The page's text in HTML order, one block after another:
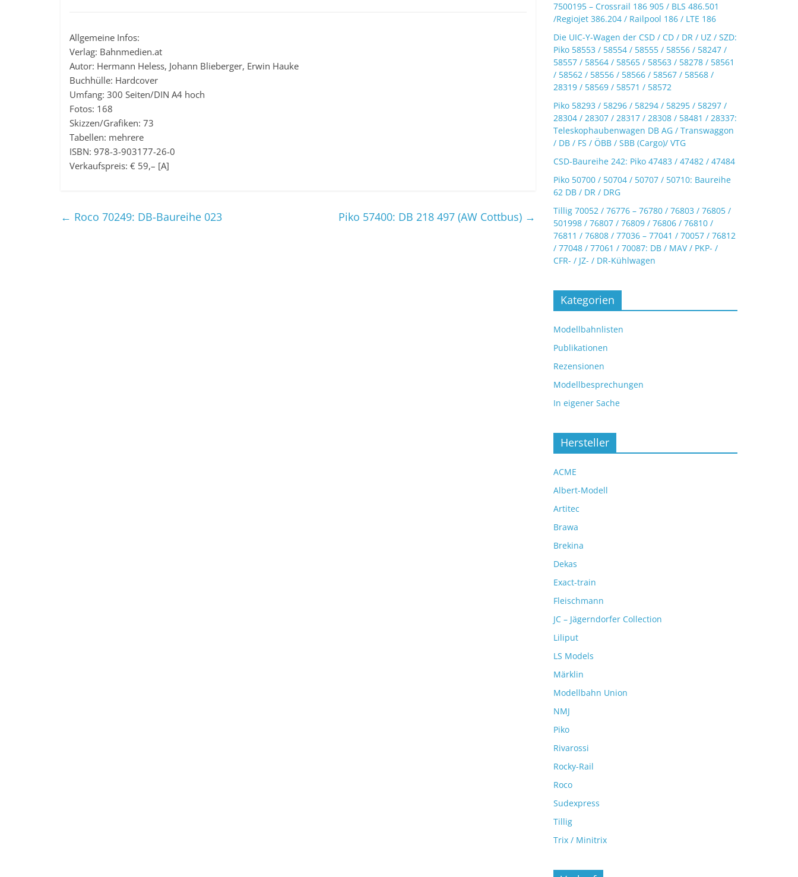
Allgemeine Infos:
Verlag: Bahnmedien.at
Autor: Hermann Heless, Johann Blieberger, Erwin Hauke
Buchhülle: Hardcover
Umfang: 300 Seiten/DIN A4 hoch
Fotos: 168
Skizzen/Grafiken: 73
Tabellen: mehrere
ISBN: 978-3-903177-26-0
Verkaufspreis: € 59,– [A]
← Roco 70249: DB-Baureihe 023 Piko 57400: DB 218 497 (AW Cottbus) →
7500195 – Crossrail 186 905 / BLS 486.501
/Regiojet 386.204 / Railpool 186 / LTE 186
Die UIC-Y-Wagen der CSD / CD / DR / UZ / SZD:
Piko 58553 / 58554 / 58555 / 58556 / 58247 /
58557 / 58564 / 58565 / 58563 / 58278 / 58561
/ 58562 / 58556 / 58566 / 58567 / 58568 /
28319 / 58569 / 58571 / 58572
Piko 58293 / 58296 / 58294 / 58295 / 58297 /
28304 / 28307 / 28317 / 28308 / 58481 / 28337:
Teleskophaubenwagen DB AG / Transwaggon
/ DB / FS / ÖBB / SBB (Cargo)/ VTG
CSD-Baureihe 242: Piko 47483 / 47482 / 47484
Piko 50700 / 50704 / 50707 / 50710: Baureihe
62 DB / DR / DRG
Tillig 70052 / 76776 – 76780 / 76803 / 76805 /
501998 / 76807 / 76809 / 76806 / 76810 /
76811 / 76808 / 77036 – 77041 / 70057 / 76812
/ 77048 / 77061 / 70087: DB / MAV / PKP- /
CFR- / JZ- / DR-Kühlwagen
Kategorien
Modellbahnlisten
Publikationen
Rezensionen
Modellbesprechungen
In eigener Sache
Hersteller
ACME
Albert-Modell
Artitec
Brawa
Brekina
Dekas
Exact-train
Fleischmann
JC – Jägerndorfer Collection
Liliput
LS Models
Märklin
Modellbahn Union
NMJ
Piko
Rivarossi
Rocky-Rail
Roco
Sudexpress
Tillig
Trix / Minitrix